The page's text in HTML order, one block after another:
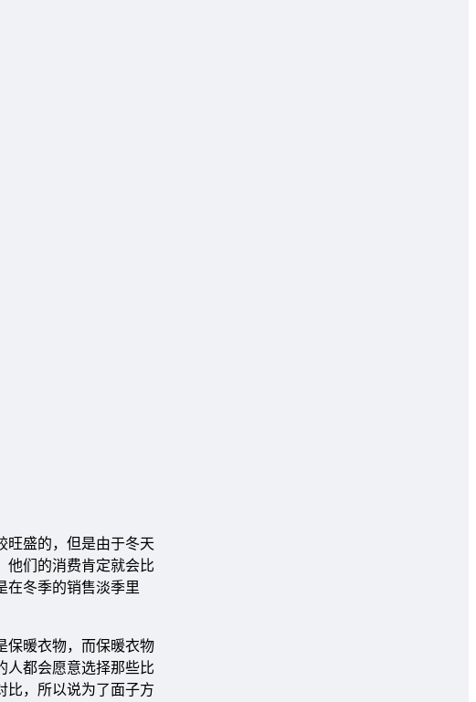
旺盛的，但是由于冬天
他们的消费肯定就会比
在冬季的销售淡季里
保暖衣物，而保暖衣物
人都会愿意选择那些比
比，所以说为了面子方